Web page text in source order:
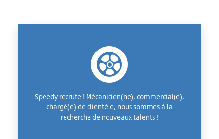
Speedy recrute ! Mécanicien(ne), commercial(e),
chargé(e) de clientèle, nous sommes à la
recherche de nouveaux talents !